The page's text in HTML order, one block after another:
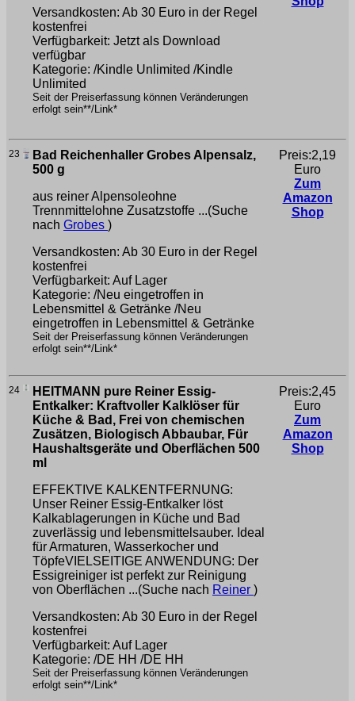
Versandkosten: Ab 30 Euro in der Regel
kostenfrei
Verfügbarkeit: Jetzt als Download
verfügbar
Kategorie: /Kindle Unlimited /Kindle
Unlimited
Seit der Preiserfassung können Veränderungen
erfolgt sein**/Link*
23
Bad Reichenhaller Grobes Alpensalz,
500 g
aus reiner Alpensoleohne
Trennmittelohne Zusatzstoffe ...(Suche
nach Grobes )
Versandkosten: Ab 30 Euro in der Regel
kostenfrei
Verfügbarkeit: Auf Lager
Kategorie: /Neu eingetroffen in
Lebensmittel & Getränke /Neu
eingetroffen in Lebensmittel & Getränke
Seit der Preiserfassung können Veränderungen
erfolgt sein**/Link*
Preis:2,19
Euro
Zum
Amazon
Shop
24
HEITMANN pure Reiner Essig-
Entkalker: Kraftvoller Kalklöser für
Küche & Bad, Frei von chemischen
Zusätzen, Biologisch Abbaubar, Für
Haushaltsgeräte und Oberflächen 500
ml
EFFEKTIVE KALKENTFERNUNG:
Unser Reiner Essig-Entkalker löst
Kalkablagerungen in Küche und Bad
zuverlässig und lebensmittelsauber. Ideal
für Armaturen, Wasserkocher und
TöpfeVIELSEITIGE ANWENDUNG: Der
Essigreiniger ist perfekt zur Reinigung
von Oberflächen ...(Suche nach Reiner )
Versandkosten: Ab 30 Euro in der Regel
kostenfrei
Verfügbarkeit: Auf Lager
Kategorie: /DE HH /DE HH
Seit der Preiserfassung können Veränderungen
erfolgt sein**/Link*
Preis:2,45
Euro
Zum
Amazon
Shop